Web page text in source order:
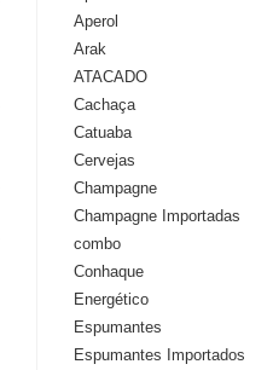
Aperol
Arak
ATACADO
Cachaça
Catuaba
Cervejas
Champagne
Champagne Importadas
combo
Conhaque
Energético
Espumantes
Espumantes Importados